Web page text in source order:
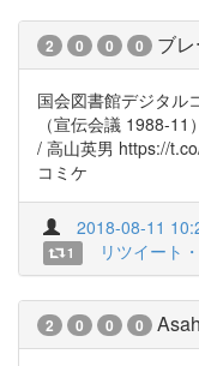
2 0 0 0 ブ
国会図書館デジタ
（宣伝会議 1988-
/ 高山英男 https://
コミケ
2018-08-11
1 リツイート
2 0 0 0